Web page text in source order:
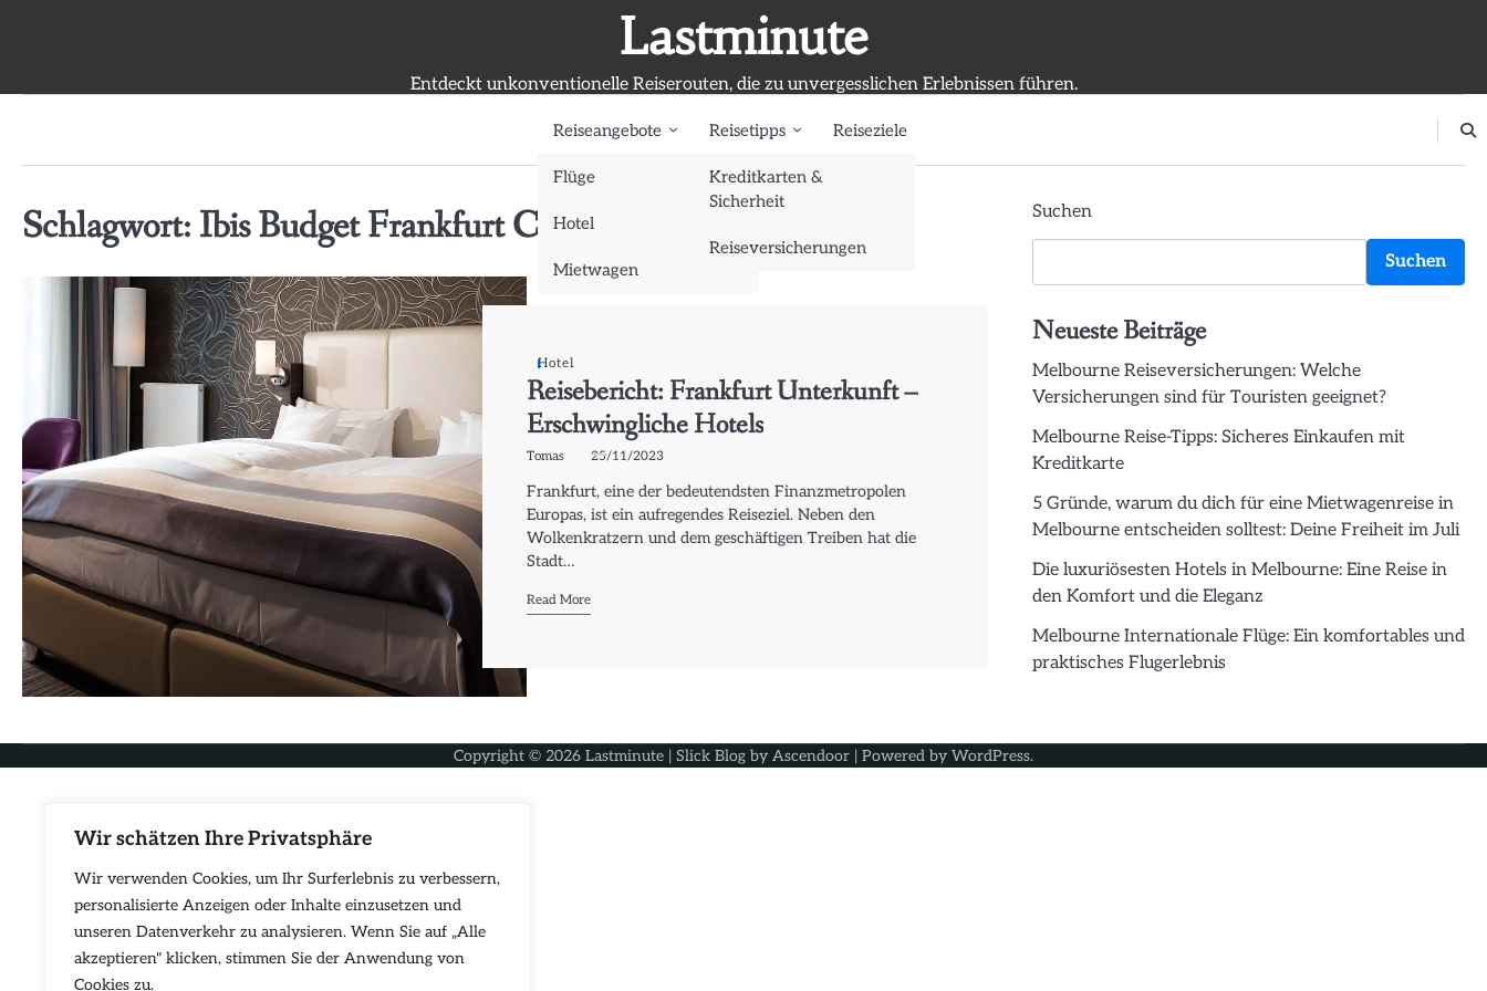
Wir schätzen Ihre Privatsphäre
Wir verwenden Cookies, um Ihr Surferlebnis zu verbessern,
personalisierte Anzeigen oder Inhalte einzusetzen und
unseren Datenverkehr zu analysieren. Wenn Sie auf „Alle
akzeptieren" klicken, stimmen Sie der Anwendung von
Cookies zu.
Lastminute
Entdeckt unkonventionelle Reiserouten, die zu unvergesslichen Erlebnissen führen.
Reiseangebote
Flüge
Hotel
Mietwagen
Reisetipps
Kreditkarten &
Sicherheit
Reiseversicherungen
Reiseziele
Schlagwort: Ibis Budget Frankfurt City Ost
Hotel
Reisebericht: Frankfurt Unterkunft –
Erschwingliche Hotels
Tomas 25/11/2023
Frankfurt, eine der bedeutendsten Finanzmetropolen
Europas, ist ein aufregendes Reiseziel. Neben den
Wolkenkratzern und dem geschäftigen Treiben hat die
Stadt…
Read More
Suchen
Suchen
Neueste Beiträge
Melbourne Reiseversicherungen: Welche
Versicherungen sind für Touristen geeignet?
Melbourne Reise-Tipps: Sicheres Einkaufen mit
Kreditkarte
5 Gründe, warum du dich für eine Mietwagenreise in
Melbourne entscheiden solltest: Deine Freiheit im Juli
Die luxuriösesten Hotels in Melbourne: Eine Reise in
den Komfort und die Eleganz
Melbourne Internationale Flüge: Ein komfortables und
praktisches Flugerlebnis
Copyright © 2026 Lastminute | Slick Blog by Ascendoor | Powered by WordPress.